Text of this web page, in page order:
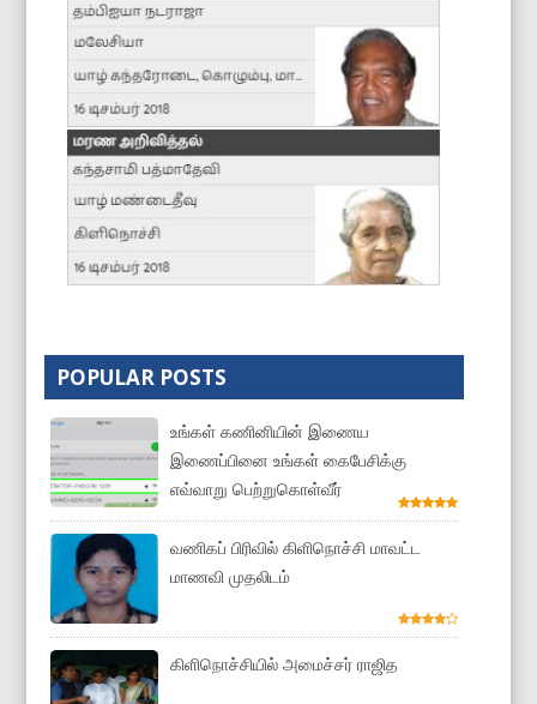
POPULAR POSTS
உங்கள் கணினியின் இணைய
இணைப்பினை உங்கள் கைபேசிக்கு
எவ்வாறு பெற்றுகொள்வீர்
வணிகப் பிரிவில் கிளிநொச்சி மாவட்ட
மாணவி முதலிடம்
கிளிநொச்சியில் அமைச்சர் ராஜித